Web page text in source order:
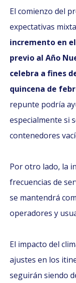
El comienzo del
expectativas
incremento en
previo al Año
celebra a fines
quincena de
repunte podría
especialmente si
contenedores
Por otro lado, la
frecuencias de
se mantendrá
operadores y
El impacto del
ajustes en los
seguirán siendo